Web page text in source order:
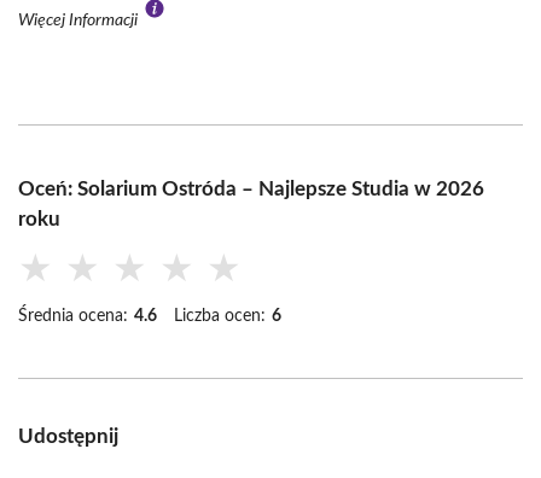
Więcej Informacji
Oceń: Solarium Ostróda – Najlepsze Studia w 2026
roku
★ ★ ★ ★ ★
Średnia ocena: 4.6 Liczba ocen: 6
Udostępnij